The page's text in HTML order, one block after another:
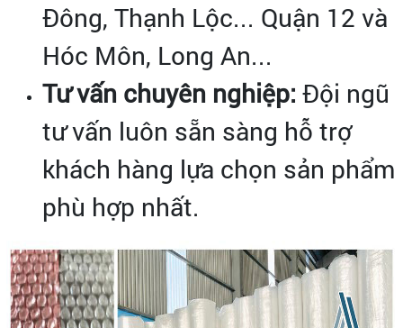
Đông, Thạnh Lộc... Quận 12 và
Hóc Môn, Long An...
Tư vấn chuyên nghiệp: Đội ngũ
tư vấn luôn sẵn sàng hỗ trợ
khách hàng lựa chọn sản phẩm
phù hợp nhất.